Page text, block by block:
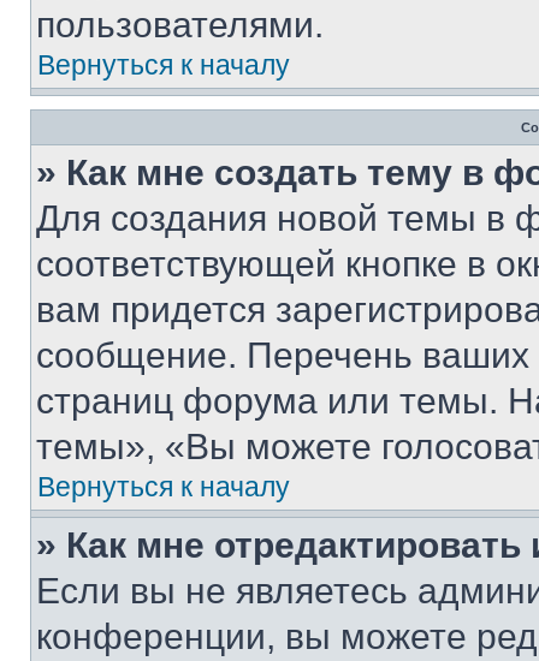
пользователями.
Вернуться к началу
» Как мне создать тему в
Для создания новой темы в
соответствующей кнопке в
вам придется
сообщение. Перечень ваших
страниц форума или темы.
темы», «Вы можете
Вернуться к началу
» Как мне
Если вы не являетесь
конференции, вы можете